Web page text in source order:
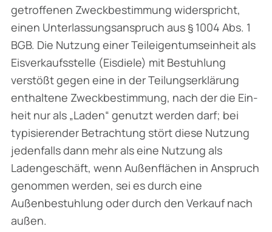
getroffenen Zweckbestimmung widerspricht,
einen Unterlassungsanspruch aus § 1004 Abs. 1
BGB. Die Nutzung einer Teileigentumseinheit als
Eisverkaufsstelle (Eisdiele) mit Bestuhlung
verstößt gegen eine in der Teilungserklärung
enthaltene Zweckbestimmung, nach der die Ein­
heit nur als „Laden“ genutzt werden darf; bei
typisierender Betrachtung stört diese Nutzung
jedenfalls dann mehr als eine Nutzung als
Ladengeschäft, wenn Außenflächen in Anspruch
genommen werden, sei es durch eine
Außenbestuhlung oder durch den Verkauf nach
außen.